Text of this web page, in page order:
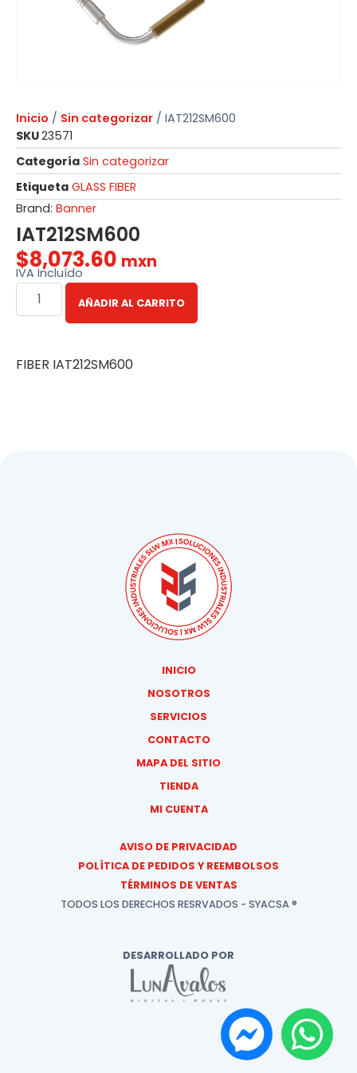
Inicio / Sin categorizar / IAT212SM600
SKU23571
Categoría Sin categorizar
Etiqueta GLASS FIBER
Brand: Banner
IAT212SM600
$8,073.60 mxn
IVA Incluído
AÑADIR AL CARRITO
FIBER IAT212SM600
INICIO
NOSOTROS
SERVICIOS
CONTACTO
MAPA DEL SITIO
TIENDA
MI CUENTA
AVISO DE PRIVACIDAD
POLÍTICA DE PEDIDOS Y REEMBOLSOS
TÉRMINOS DE VENTAS
TODOS LOS DERECHOS RESRVADOS - SYACSA ®
DESARROLLADO POR